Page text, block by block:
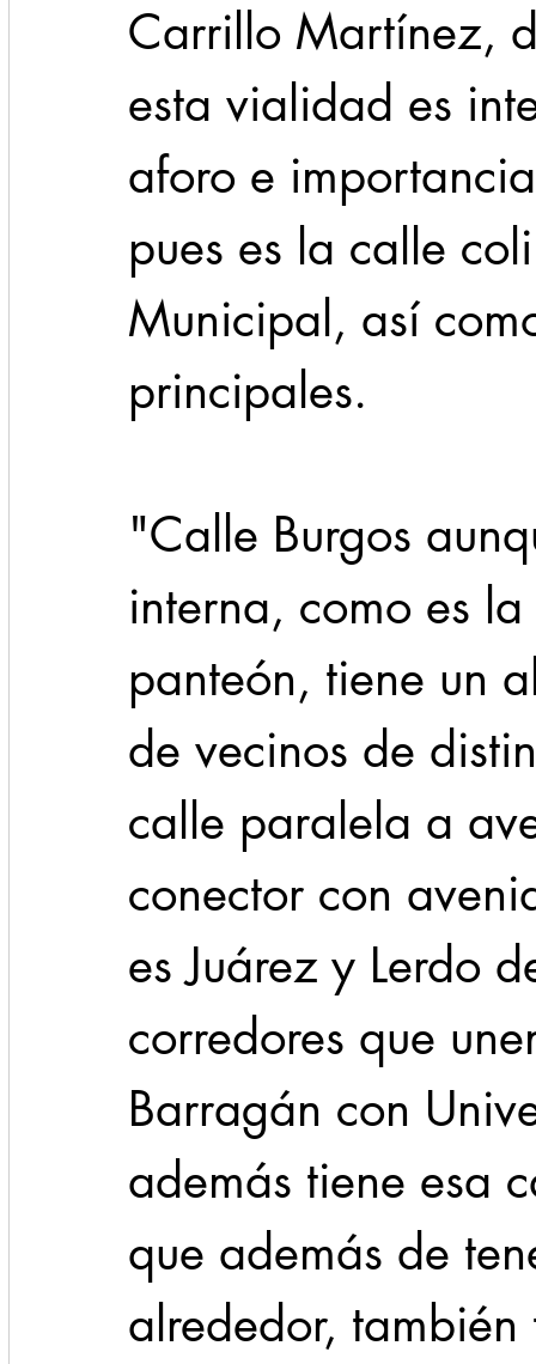
Carrillo Martínez,
esta vialidad es
aforo e
pues es la calle
Municipal, así
principales.
"Calle Burgos
interna, como es
panteón, tiene un
de vecinos de
calle paralela a
conector con
es Juárez y Lerdo
corredores que
Barragán con
además tiene esa
que además de
alrededor,